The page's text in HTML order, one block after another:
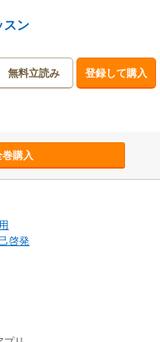
スン
無料立読み 登録して購入
購入
啓発